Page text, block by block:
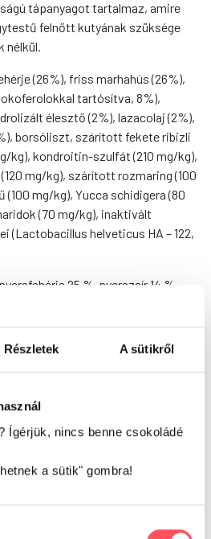
Részletek A sütikről
Ígérjük, nincs benne csokoládé
a sütik" gombra!
tápanyagot tartalmaz, amire
felnőtt kutyának szüksége
(26%), friss marhahús (26%),
tartósítva, 8%),
élesztő (2%), lazacolaj (2%),
borsóliszt, szárított fekete ribizli
kg), kondroitin-szulfát (210 mg/kg),
mg/kg), szárított rozmaring (100
mg/kg), Yucca schidigera (80
(70 mg/kg), inaktivált
(Lactobacillus helveticus HA – 122,
nyersfehérje 25 %, nyerszsír 14 %,
5,2 %, nedvesség 9 %, kalcium 1,1
2 %, állati eredetű fehérje
%-a.
0